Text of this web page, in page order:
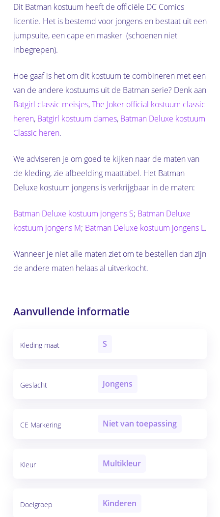
Dit Batman kostuum heeft de officiële DC Comics
licentie. Het is bestemd voor jongens en bestaat uit een
jumpsuite, een cape en masker (schoenen niet
inbegrepen).
Hoe gaaf is het om dit kostuum te combineren met een
van de andere kostuums uit de Batman serie? Denk aan
Batgirl classic meisjes,The Joker official kostuum classic
heren, Batgirl kostuum dames, Batman Deluxe kostuum
Classic heren.
We adviseren je om goed te kijken naar de maten van
de kleding, zie afbeelding maattabel. Het Batman
Deluxe kostuum jongens is verkrijgbaar in de maten:
Batman Deluxe kostuum jongens S; Batman Deluxe
kostuum jongens M; Batman Deluxe kostuum jongens L.
Wanneer je niet alle maten ziet om te bestellen dan zijn
de andere maten helaas al uitverkocht.
Aanvullende informatie
Kleding maat S
Geslacht Jongens
CE Markering Niet van toepassing
Kleur Multikleur
Doelgroep Kinderen